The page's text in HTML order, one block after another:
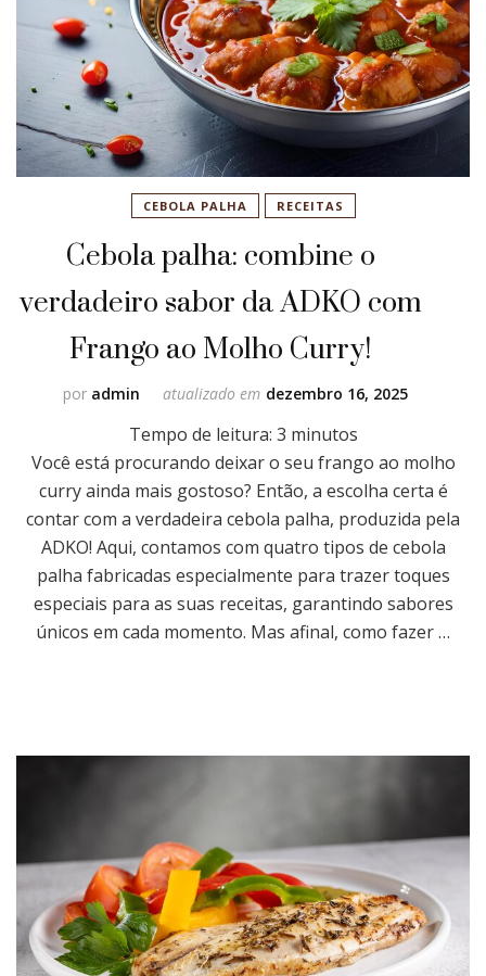
CEBOLA PALHA RECEITAS
Cebola palha: combine o
verdadeiro sabor da ADKO com
Frango ao Molho Curry!
por admin atualizado em dezembro 16, 2025
Tempo de leitura: 3 minutos
Você está procurando deixar o seu frango ao molho
curry ainda mais gostoso? Então, a escolha certa é
contar com a verdadeira cebola palha, produzida pela
ADKO! Aqui, contamos com quatro tipos de cebola
palha fabricadas especialmente para trazer toques
especiais para as suas receitas, garantindo sabores
únicos em cada momento. Mas afinal, como fazer …